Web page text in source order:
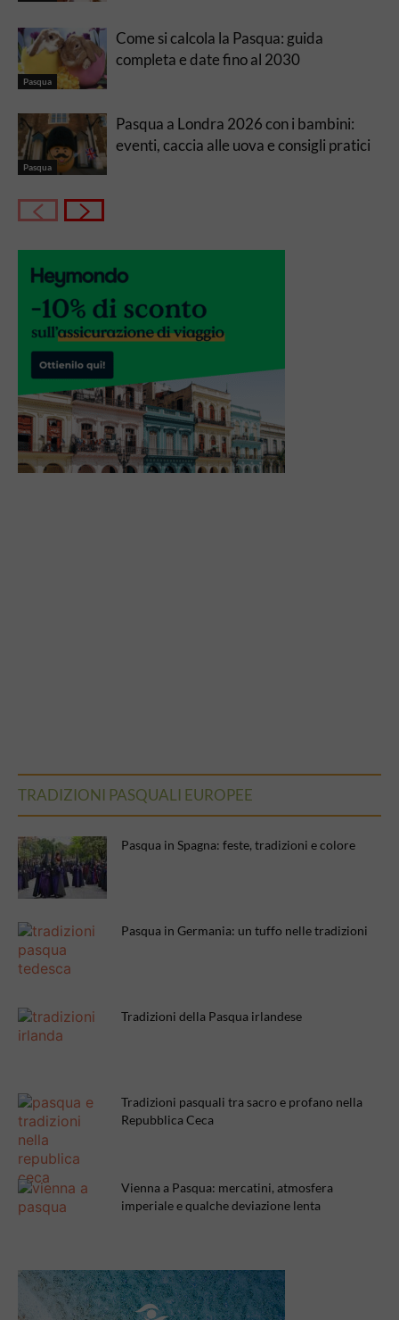
Pasqua
Come si calcola la Pasqua: guida
completa e date fino al 2030
Pasqua
Pasqua a Londra 2026 con i bambini:
eventi, caccia alle uova e consigli pratici
TRADIZIONI PASQUALI EUROPEE
Pasqua in Spagna: feste, tradizioni e colore
Pasqua in Germania: un tuffo nelle tradizioni
Tradizioni della Pasqua irlandese
Tradizioni pasquali tra sacro e profano nella
Repubblica Ceca
Vienna a Pasqua: mercatini, atmosfera
imperiale e qualche deviazione lenta